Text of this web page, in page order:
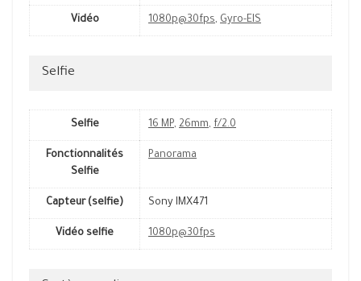
Vidéo 1080p@30fps, Gyro-EIS
Selfie
Selfie 16 MP, 26mm, f/2.0
Fonctionnalités
Selfie
Panorama
Capteur (selfie) Sony IMX471
Vidéo selfie 1080p@30fps